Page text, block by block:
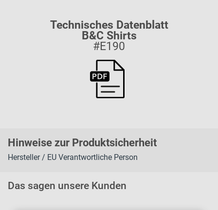
Technisches Datenblatt
B&C Shirts
#E190
Hinweise zur Produktsicherheit
Hersteller / EU Verantwortliche Person
Das sagen unsere Kunden